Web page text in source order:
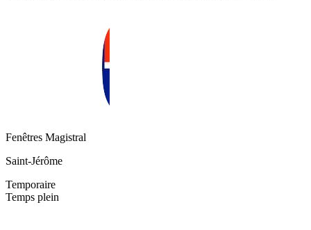
Fenêtres Magistral
Saint-Jérôme
Temporaire
Temps plein